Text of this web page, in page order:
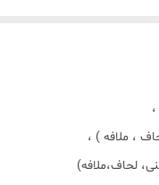
، ملافه ) ،
لحاف،ملافه)